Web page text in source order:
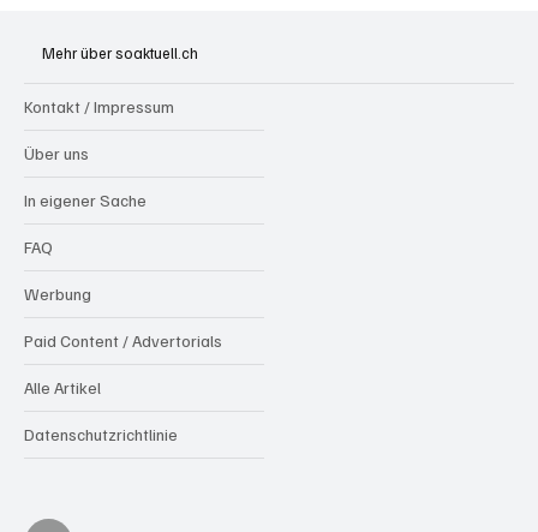
Mehr über soaktuell.ch
Kontakt / Impressum
Über uns
In eigener Sache
FAQ
Werbung
Paid Content / Advertorials
Alle Artikel
Datenschutzrichtlinie